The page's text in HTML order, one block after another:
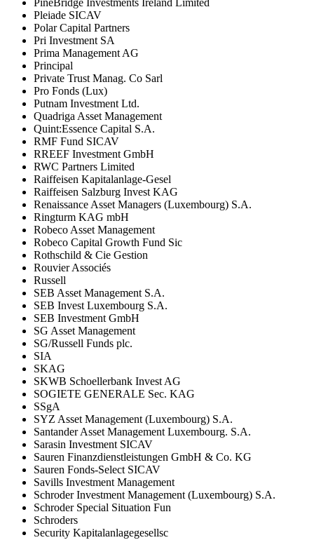
Pleiade SICAV
Polar Capital Partners
Pri Investment SA
Prima Management AG
Principal
Private Trust Manag. Co Sarl
Pro Fonds (Lux)
Putnam Investment Ltd.
Quadriga Asset Management
Quint:Essence Capital S.A.
RMF Fund SICAV
RREEF Investment GmbH
RWC Partners Limited
Raiffeisen Kapitalanlage-Gesel
Raiffeisen Salzburg Invest KAG
Renaissance Asset Managers (Luxembourg) S.A.
Ringturm KAG mbH
Robeco Asset Management
Robeco Capital Growth Fund Sic
Rothschild & Cie Gestion
Rouvier Associés
Russell
SEB Asset Management S.A.
SEB Invest Luxembourg S.A.
SEB Investment GmbH
SG Asset Management
SG/Russell Funds plc.
SIA
SKAG
SKWB Schoellerbank Invest AG
SOGIETE GENERALE Sec. KAG
SSgA
SYZ Asset Management (Luxembourg) S.A.
Santander Asset Management Luxembourg. S.A.
Sarasin Investment SICAV
Sauren Finanzdienstleistungen GmbH & Co. KG
Sauren Fonds-Select SICAV
Savills Investment Management
Schroder Investment Management (Luxembourg) S.A.
Schroder Special Situation Fun
Schroders
Security Kapitalanlagegesellsc